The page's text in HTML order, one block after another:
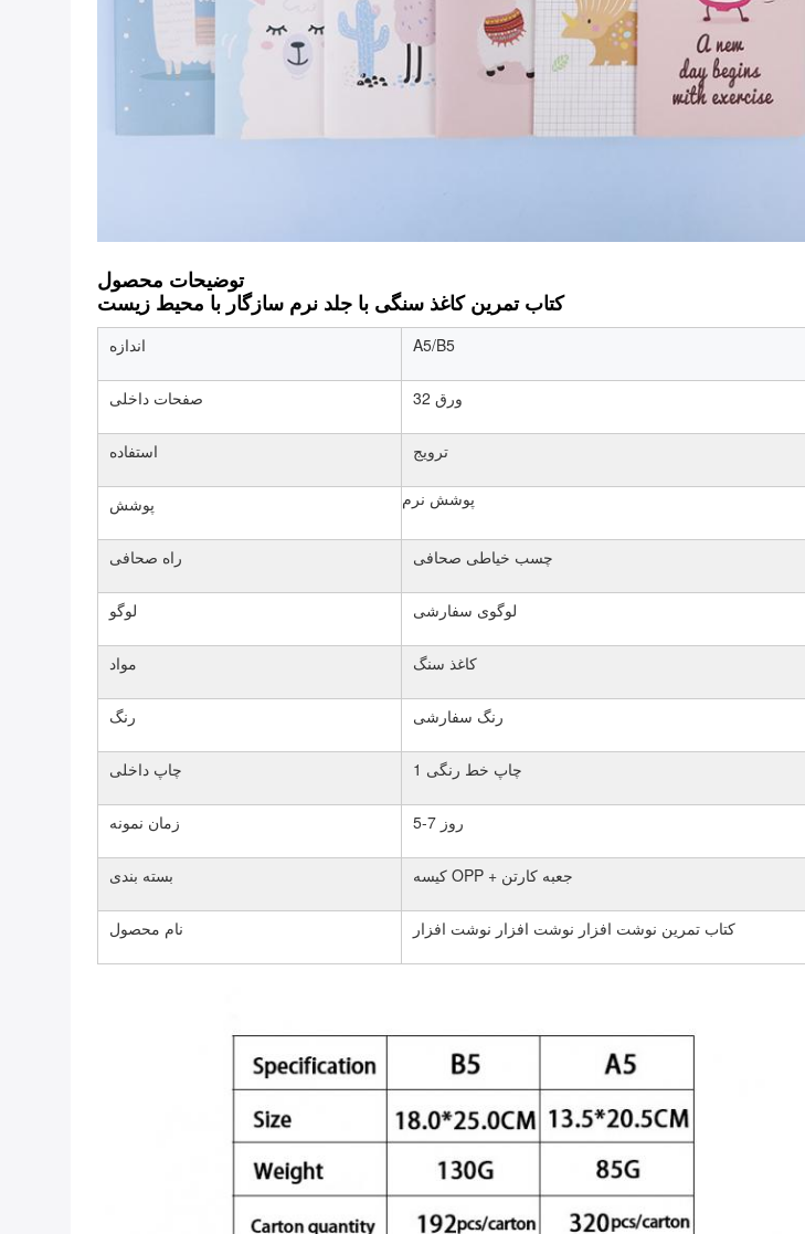
توضیحات محصول
کتاب تمرین کاغذ سنگی با جلد نرم سازگار با محیط زیست
اندازه
A5/B5
صفحات داخلی 32 ورق
استفاده ترویج
پوشش پوشش نرم
راه صحافی چسب خیاطی صحافی
لوگو لوگوی سفارشی
مواد کاغذ سنگ
رنگ رنگ سفارشی
چاپ داخلی 1 چاپ خط رنگی
زمان نمونه 5-7 روز
بسته بندی کیسه OPP + جعبه کارتن
نام محصول کتاب تمرین نوشت افزار نوشت افزار نوشت افزار